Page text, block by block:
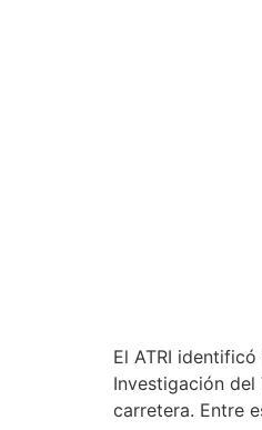
El ATRI
Investigación
carretera. Entre